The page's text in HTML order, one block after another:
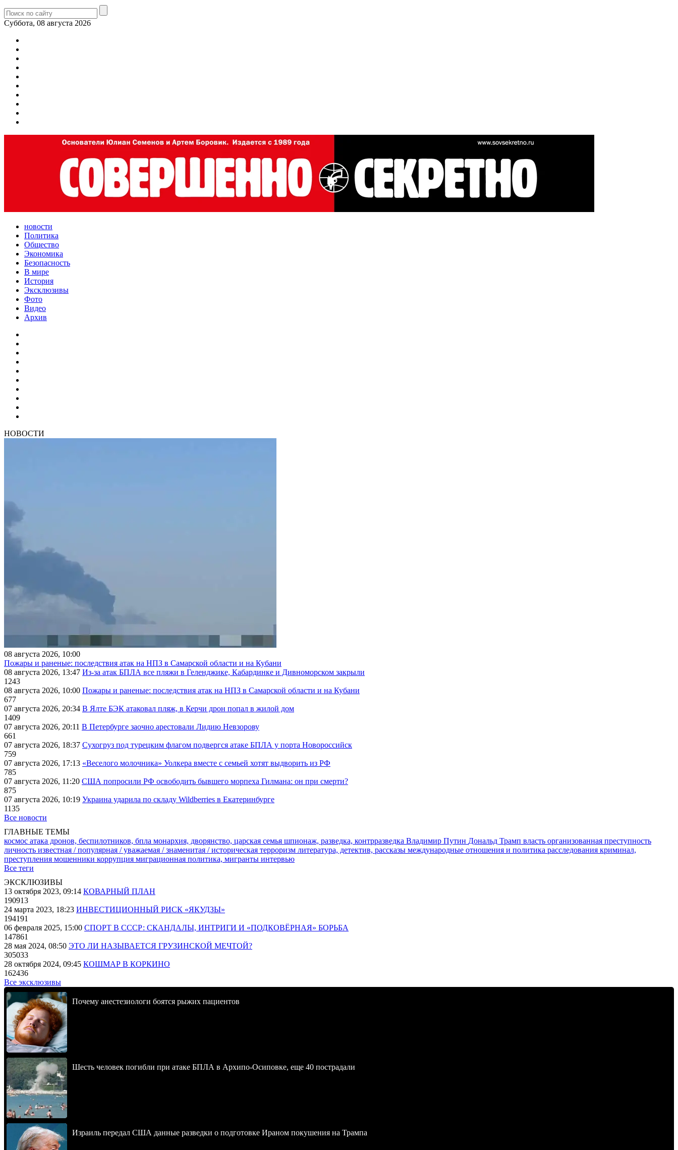
Суббота, 08 августа 2026
новости
Политика
Общество
Экономика
Безопасность
В мире
История
Эксклюзивы
Фото
Видео
Архив
НОВОСТИ
08 августа 2026, 10:00
Пожары и раненые: последствия атак на НПЗ в Самарской области и на Кубани
08 августа 2026, 13:47 Из-за атак БПЛА все пляжи в Геленджике, Кабардинке и Дивноморском закрыли
1243
08 августа 2026, 10:00 Пожары и раненые: последствия атак на НПЗ в Самарской области и на Кубани
677
07 августа 2026, 20:34 В Ялте БЭК атаковал пляж, в Керчи дрон попал в жилой дом
1409
07 августа 2026, 20:11 В Петербурге заочно арестовали Лидию Невзорову
661
07 августа 2026, 18:37 Сухогруз под турецким флагом подвергся атаке БПЛА у порта Новороссийск
759
07 августа 2026, 17:13 «Веселого молочника» Уолкера вместе с семьей хотят выдворить из РФ
785
07 августа 2026, 11:20 США попросили РФ освободить бывшего морпеха Гилмана: он при смерти?
875
07 августа 2026, 10:19 Украина ударила по складу Wildberries в Екатеринбурге
1135
Все новости
ГЛАВНЫЕ ТЕМЫ
космос атака дронов, беспилотников, бпла монархия, дворянство, царская семья шпионаж, разведка, контрразведка Владимир Путин Дональд Трамп власть организованная преступность
личность известная / популярная / уважаемая / знаменитая / историческая терроризм литература, детектив, рассказы международные отношения и политика расследования криминал,
преступления мошенники коррупция миграционная политика, мигранты интервью
Все теги
ЭКСКЛЮЗИВЫ
13 октября 2023, 09:14 КОВАРНЫЙ ПЛАН
190913
24 марта 2023, 18:23 ИНВЕСТИЦИОННЫЙ РИСК «ЯКУДЗЫ»
194191
06 февраля 2025, 15:00 СПОРТ В СССР: СКАНДАЛЫ, ИНТРИГИ И «ПОДКОВЁРНАЯ» БОРЬБА
147861
28 мая 2024, 08:50 ЭТО ЛИ НАЗЫВАЕТСЯ ГРУЗИНСКОЙ МЕЧТОЙ?
305033
28 октября 2024, 09:45 КОШМАР В КОРКИНО
162436
Все эксклюзивы
Почему анестезиологи боятся рыжих пациентов
Шесть человек погибли при атаке БПЛА в Архипо-Осиповке, еще 40 пострадали
Израиль передал США данные разведки о подготовке Ираном покушения на Трампа